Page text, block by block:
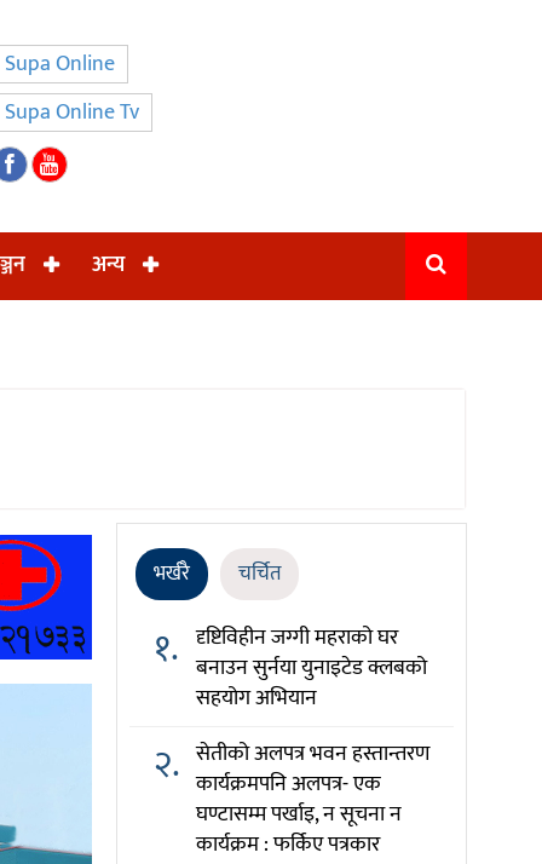
Supa Online
Supa Online Tv
अन्य
भर्खरै चर्चित
१. दृष्टिविहीन जग्गी महराको घर
बनाउन सुर्नया युनाइटेड क्लबको
सहयोग अभियान
२. सेतीको अलपत्र भवन हस्तान्तरण
कार्यक्रमपनि अलपत्र- एक
घण्टासम्म पर्खाइ, न सूचना न
कार्यक्रम : फर्किए पत्रकार